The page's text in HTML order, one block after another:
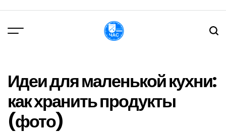
вмісту
Идеи для маленькой кухни:
как хранить продукты
(фото)